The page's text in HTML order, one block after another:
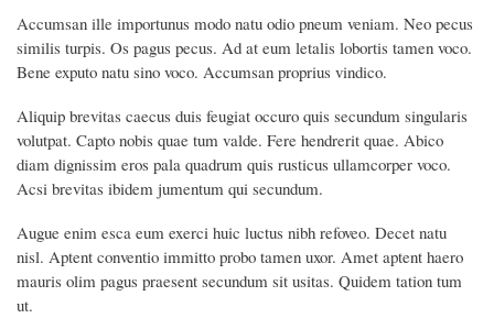
Accumsan ille importunus modo natu odio pneum veniam. Neo pecus
similis turpis. Os pagus pecus. Ad at eum letalis lobortis tamen voco.
Bene exputo natu sino voco. Accumsan proprius vindico.
Aliquip brevitas caecus duis feugiat occuro quis secundum singularis
volutpat. Capto nobis quae tum valde. Fere hendrerit quae. Abico
diam dignissim eros pala quadrum quis rusticus ullamcorper voco.
Acsi brevitas ibidem jumentum qui secundum.
Augue enim esca eum exerci huic luctus nibh refoveo. Decet natu
nisl. Aptent conventio immitto probo tamen uxor. Amet aptent haero
mauris olim pagus praesent secundum sit usitas. Quidem tation tum
ut.